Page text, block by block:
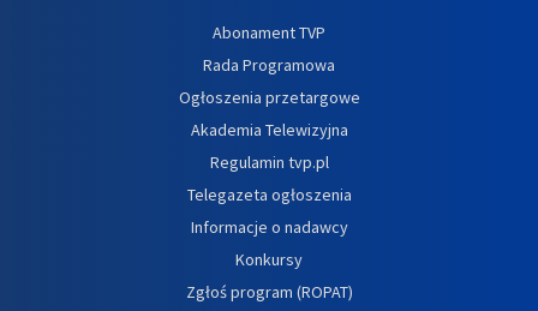
Abonament TVP
Rada Programowa
Ogłoszenia przetargowe
Akademia Telewizyjna
Regulamin tvp.pl
Telegazeta ogłoszenia
Informacje o nadawcy
Konkursy
Zgłoś program (ROPAT)